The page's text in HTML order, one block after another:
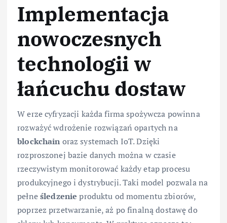
Implementacja
nowoczesnych
technologii w
łańcuchu dostaw
W erze cyfryzacji każda firma spożywcza powinna
rozważyć wdrożenie rozwiązań opartych na
blockchain oraz systemach IoT. Dzięki
rozproszonej bazie danych można w czasie
rzeczywistym monitorować każdy etap procesu
produkcyjnego i dystrybucji. Taki model pozwala na
pełneśledzenie produktu od momentu zbiorów,
poprzez przetwarzanie, aż po finalną dostawę do